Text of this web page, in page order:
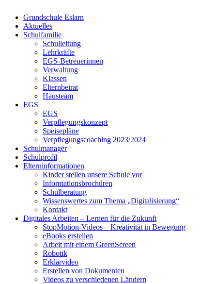
Grundschule Eslarn
Aktuelles
Schulfamilie
Schulleitung
Lehrkräfte
EGS-Betreuerinnen
Verwaltung
Klassen
Elternbeirat
Hausteam
EGS
EGS
Verpflegungskonzept
Speisepläne
Verpflegungscoaching 2023/2024
Schulmanager
Schulprofil
Elterninformationen
Kinder stellen unsere Schule vor
Informationsbrochüren
Schulberatung
Wissenswertes zum Thema „Digitalisierung“
Kontakt
Digitales Arbeiten – Lernen für die Zukunft
StopMotion-Videos – Kreativität in Bewegung
eBooks erstellen
Arbeit mit einem GreenScreen
Robotik
Erklärvideo
Erstellen von Dokumenten
Videos zu verschiedenen Ländern